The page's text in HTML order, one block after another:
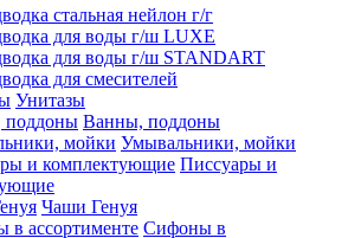
стальная нейлон г/г
для воды г/ш LUXE
для воды г/ш STANDART
для смесителей
Унитазы
Ванны, поддоны
Умывальники, мойки
Писсуары и
Чаши Генуя
Сифоны в